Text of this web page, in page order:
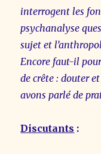
interrogent les
psychanalyse
sujet et
Encore faut-il
de crête : douter
avons parlé de
Discutants :